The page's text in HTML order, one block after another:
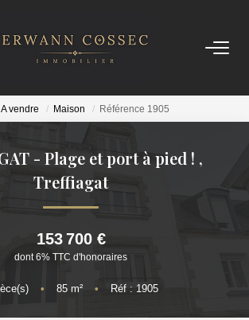
ESTIMER
Qui Sommes-Nous
Nos Actualités
A vendre Maison Référence 1905
- Plage et port à pied ! ,
Treffiagat
153 700 €
dont 6% TTC d'honoraires
• 85 m² • Réf : 1905